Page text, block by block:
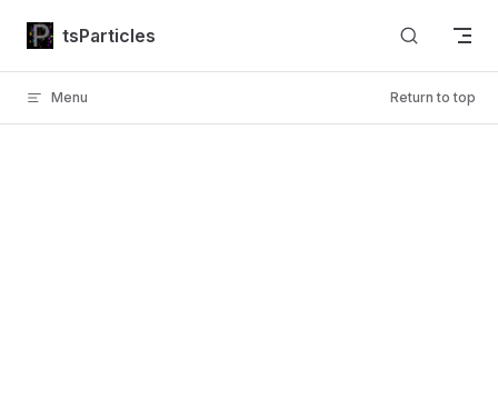
Skip to content
tsParticles
Menu Return to top